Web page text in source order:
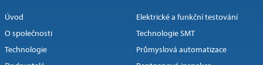
Úvod
O společnosti
Technologie
Elektrické a funkční testování
Technologie SMT
Průmyslová automatizace